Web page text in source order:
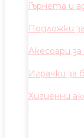
Гърнета и
Подложки
Акесоари за
Играчки за
Хигиенни